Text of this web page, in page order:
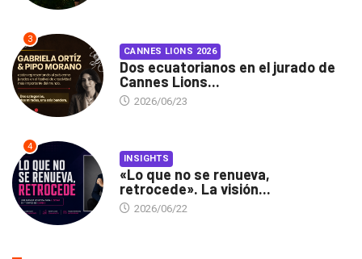
3
CANNES LIONS 2026
Dos ecuatorianos en el jurado de
Cannes Lions...
2026/06/23
4
INSIGHTS
«Lo que no se renueva,
retrocede». La visión...
2026/06/22